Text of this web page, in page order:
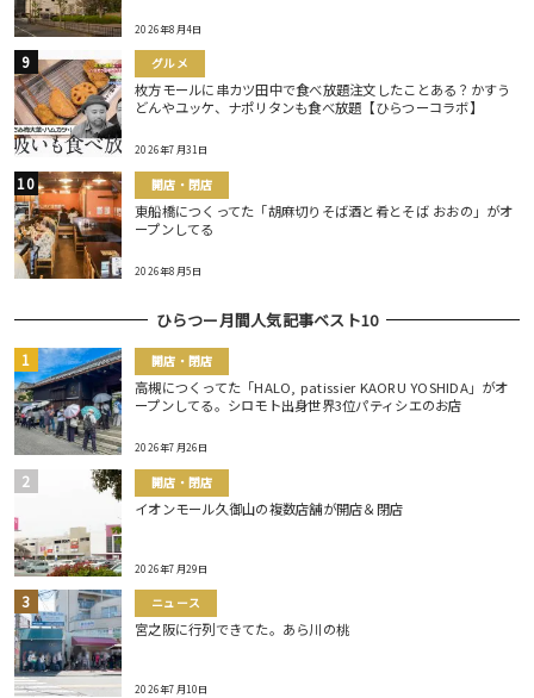
2026年8月4日
グルメ
枚方モールに串カツ田中で食べ放題注文したことある？かすう
どんやユッケ、ナポリタンも食べ放題【ひらつーコラボ】
2026年7月31日
開店・閉店
東船橋につくってた「胡麻切りそば酒と肴とそば おおの」がオ
ープンしてる
2026年8月5日
ひらつー月間人気記事ベスト10
開店・閉店
高槻につくってた「HALO, patissier KAORU YOSHIDA」がオ
ープンしてる。シロモト出身世界3位パティシエのお店
2026年7月26日
開店・閉店
イオンモール久御山の複数店舗が開店＆閉店
2026年7月29日
ニュース
宮之阪に行列できてた。あら川の桃
2026年7月10日